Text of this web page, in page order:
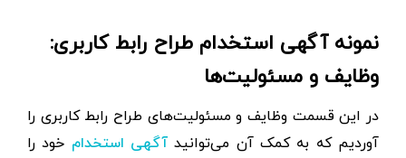
نمونه آگهی استخدام طراح رابط کاربری:
وظایف و مسئولیت‌ها
در این قسمت وظایف و مسئولیت‌های طراح رابط کاربری را
آوردیم که به کمک آن می‌توانید آگهی استخدام خود را